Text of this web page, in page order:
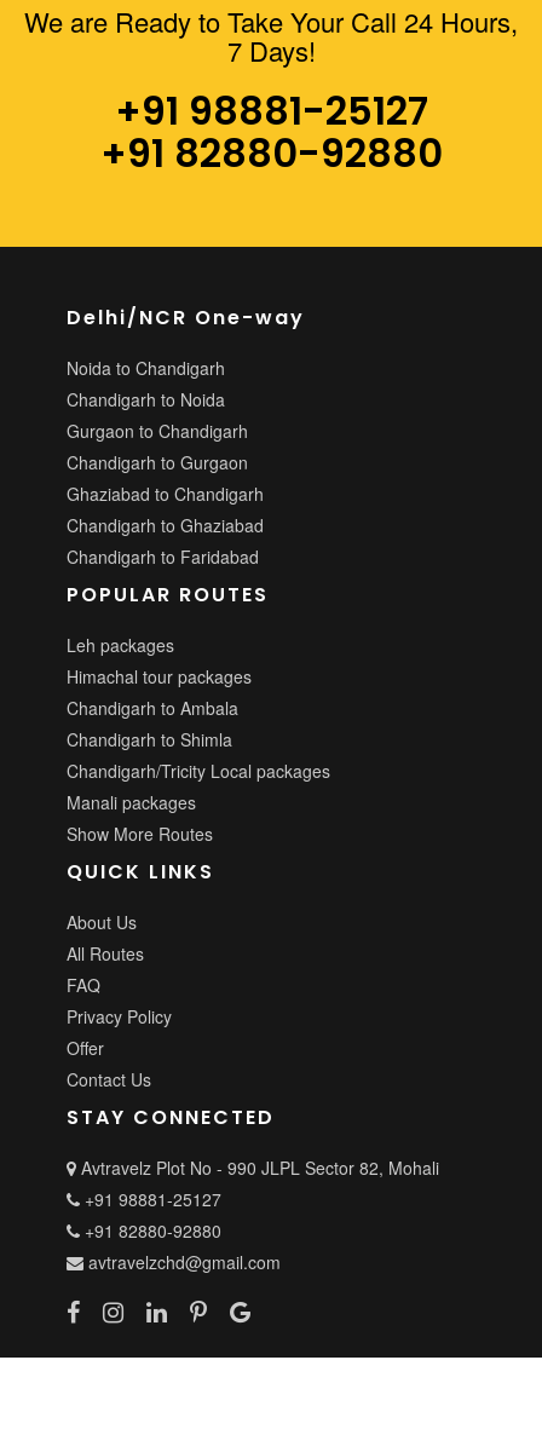
We are Ready to Take Your Call 24 Hours,
7 Days!
+91 98881-25127
+91 82880-92880
Delhi/NCR One-way
Noida to Chandigarh
Chandigarh to Noida
Gurgaon to Chandigarh
Chandigarh to Gurgaon
Ghaziabad to Chandigarh
Chandigarh to Ghaziabad
Chandigarh to Faridabad
POPULAR ROUTES
Leh packages
Himachal tour packages
Chandigarh to Ambala
Chandigarh to Shimla
Chandigarh/Tricity Local packages
Manali packages
Show More Routes
QUICK LINKS
About Us
All Routes
FAQ
Privacy Policy
Offer
Contact Us
STAY CONNECTED
Avtravelz Plot No - 990 JLPL Sector 82, Mohali
+91 98881-25127
+91 82880-92880
avtravelzchd@gmail.com